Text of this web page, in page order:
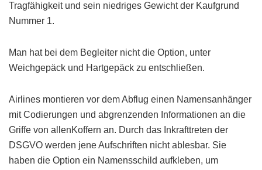
Tragfähigkeit und sein niedriges Gewicht der Kaufgrund
Nummer 1.
Man hat bei dem Begleiter nicht die Option, unter
Weichgepäck und Hartgepäck zu entschließen.
Airlines montieren vor dem Abflug einen Namensanhänger
mit Codierungen und abgrenzenden Informationen an die
Griffe von allenKoffern an. Durch das Inkrafttreten der
DSGVO werden jene Aufschriften nicht ablesbar. Sie
haben die Option ein Namensschild aufkleben, um